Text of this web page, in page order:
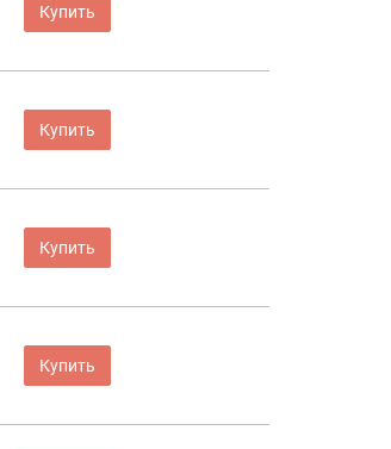
Купить
Купить
Купить
Купить